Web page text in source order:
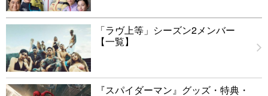
「ラヴ上等」シーズン2メンバー
【一覧】
『スパイダーマン』グッズ・特典・